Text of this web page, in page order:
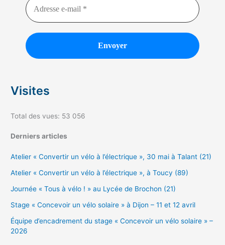
Visites
Total des vues: 53 056
Derniers articles
Atelier « Convertir un vélo à l’électrique », 30 mai à Talant (21)
Atelier « Convertir un vélo à l’électrique », à Toucy (89)
Journée « Tous à vélo ! » au Lycée de Brochon (21)
Stage « Concevoir un vélo solaire » à Dijon – 11 et 12 avril
Équipe d’encadrement du stage « Concevoir un vélo solaire » –
2026